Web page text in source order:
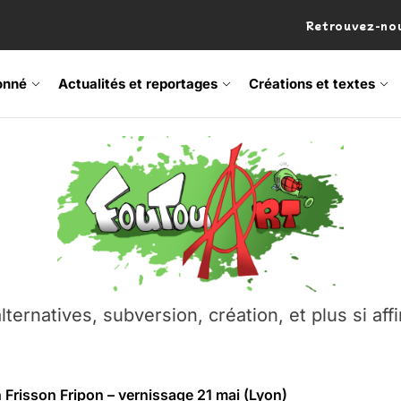
Retrouvez-
Actualités et reportages Créations et textes
subversion, création, et plus si
Frisson Fripon – vernissage 21 mai (Lyon)
Festival – Samedi 18 juillet (Vaulx-en-Velin)
– Ŝtono, un livre réalisé par Michaël Moretti & Pierre
contre l’A412 à l’Établi (Haute-Savoie)
Fripon – vernissage 21 mai (Lyon)